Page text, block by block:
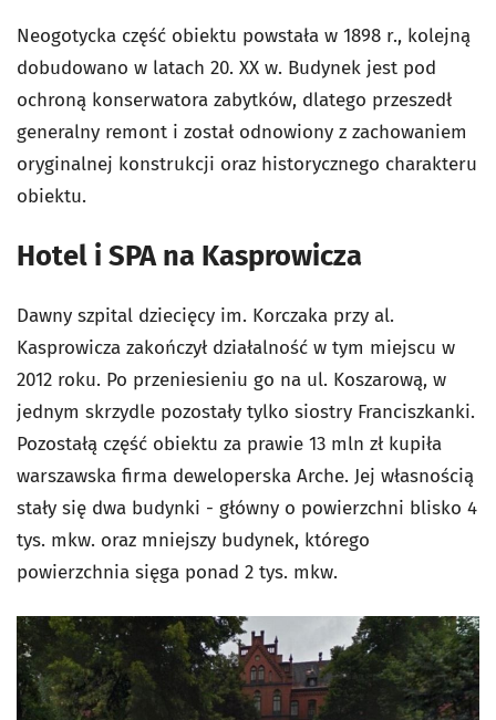
Neogotycka część obiektu powstała w 1898 r., kolejną
dobudowano w latach 20. XX w. Budynek jest pod
ochroną konserwatora zabytków, dlatego przeszedł
generalny remont i został odnowiony z zachowaniem
oryginalnej konstrukcji oraz historycznego charakteru
obiektu.
Hotel i SPA na Kasprowicza
Dawny szpital dziecięcy im. Korczaka przy al.
Kasprowicza zakończył działalność w tym miejscu w
2012 roku. Po przeniesieniu go na ul. Koszarową, w
jednym skrzydle pozostały tylko siostry Franciszkanki.
Pozostałą część obiektu za prawie 13 mln zł kupiła
warszawska firma deweloperska Arche. Jej własnością
stały się dwa budynki - główny o powierzchni blisko 4
tys. mkw. oraz mniejszy budynek, którego
powierzchnia sięga ponad 2 tys. mkw.